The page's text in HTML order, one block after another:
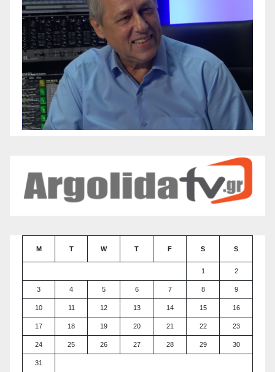
M T W T F S S
1 2
3 4 5 6 7 8 9
10 11 12 13 14 15 16
17 18 19 20 21 22 23
24 25 26 27 28 29 30
31